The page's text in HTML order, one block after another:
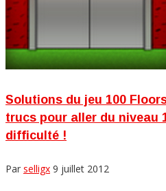
Solutions du jeu 100
trucs pour aller du niveau
difficulté !
Par selligx 9 juillet 2012